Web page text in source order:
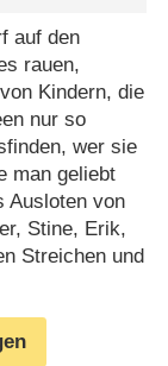
auf den
rauen,
Kindern, die
nur so
wer sie
man geliebt
Ausloten von
Stine, Erik,
Streichen und